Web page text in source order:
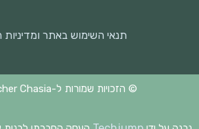
תנאי השימוש באתר ומדיניות
© הזכויות שמורות ל-Hello Teacher Chasia